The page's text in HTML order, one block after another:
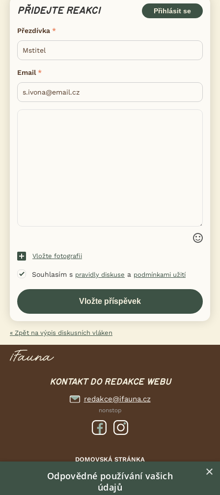
PŘIDEJTE REAKCI Přihlásit se
Přezdívka
Email
Vložte fotografii
Souhlasím s pravidly diskuse a podmínkami užití
« Zpět na výpis diskusních vláken
KONTAKT DO REDAKCE WEBU
redakce@ifauna.cz
nonstop
DOMOVSKÁ STRÁNKA
INZERCE
DISKUSE
×
Odpovědné používání vašich
údajů